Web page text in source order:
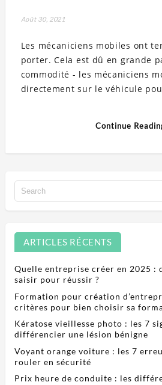
Août 30, 2021
Les mécaniciens mobiles ont
porter. Cela est dû en grande
commodité - les mécaniciens
directement sur le véhicule
Continue
ARTICLES RÉCENTS
Quelle entreprise créer en 2025 :
saisir pour réussir ?
Formation pour création
critères pour bien choisir sa
Kératose vieillesse photo : les 7
différencier une lésion bénigne
Voyant orange voiture : les 7
rouler en sécurité
Prix heure de conduite : les